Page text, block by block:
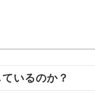
いるのか？